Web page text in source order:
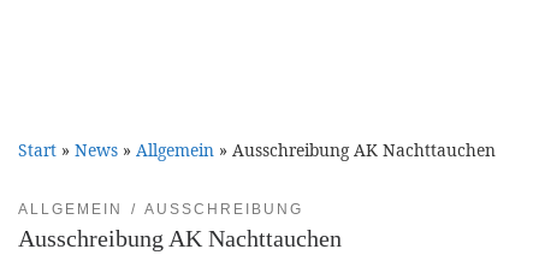
Start » News » Allgemein » Ausschreibung AK Nachttauchen
ALLGEMEIN AUSSCHREIBUNG
Ausschreibung AK Nachttauchen